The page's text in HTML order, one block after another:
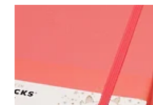
비오는 날 저거 챙기기 힘든데.. ㅡ_ㅜ 두개의
특징입니다. 이건 좋네요. ^^ 저는 조금 작은
데일리 구성, 조금 작은 크기에 맞춘 것 같죠?
이게 좋네요. 올해는 큰 무리 없이 딱 기간에